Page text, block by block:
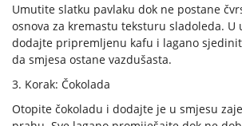
Umutite slatku pavlaku dok ne postane
osnova za kremastu teksturu sladoleda. U
dodajte pripremljenu kafu i lagano
da smjesa ostane vazdušasta.
3. Korak: Čokolada
Otopite čokoladu i dodajte je u smjesu